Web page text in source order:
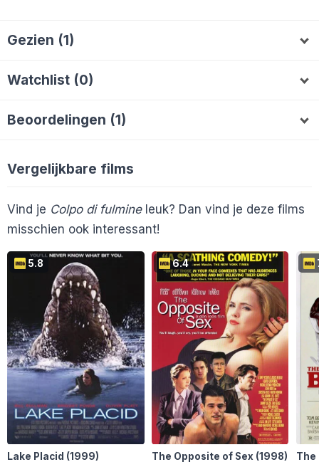
Gezien (1)
Watchlist (0)
Beoordelingen (1)
Vergelijkbare films
Vind je Colpo di fulmineleuk? Dan vind je deze films
misschien ook interessant!
5.8
Lake Placid (1999)
6.4
The Opposite of Sex (1998) The